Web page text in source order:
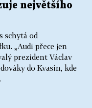
největšího
schytá od
„Audi přece jen
prezident Václav
do Kvasin, kde